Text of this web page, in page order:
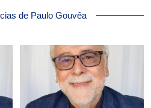
de Paulo Gouvêa